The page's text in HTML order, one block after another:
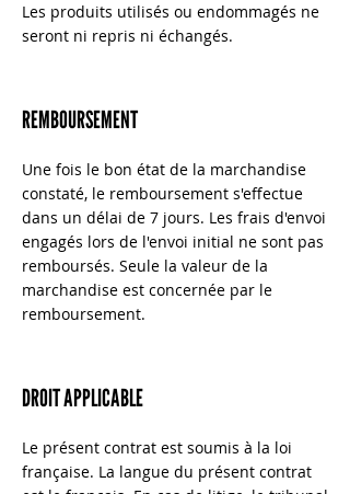
Les produits utilisés ou endommagés ne
seront ni repris ni échangés.
REMBOURSEMENT
Une fois le bon état de la marchandise
constaté, le remboursement s'effectue
dans un délai de 7 jours. Les frais d'envoi
engagés lors de l'envoi initial ne sont pas
remboursés. Seule la valeur de la
marchandise est concernée par le
remboursement.
DROIT APPLICABLE
Le présent contrat est soumis à la loi
française. La langue du présent contrat